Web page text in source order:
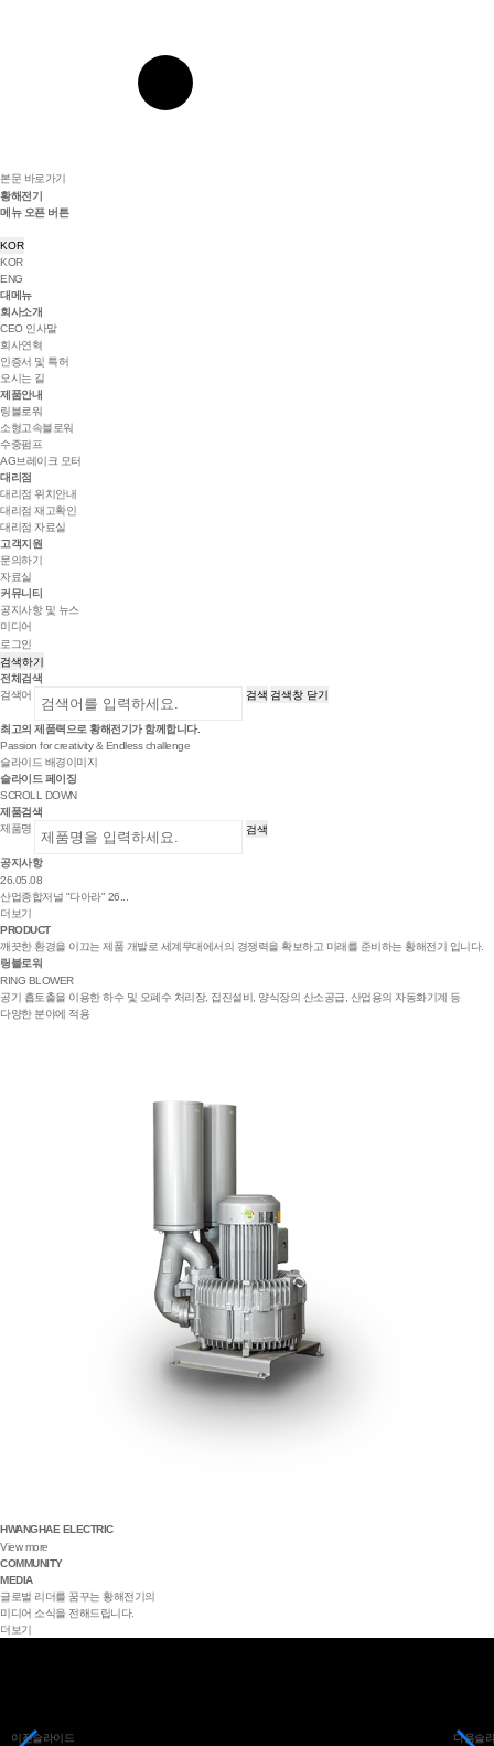
본문 바로가기
황해전기
메뉴 오픈 버튼
KOR
KOR
ENG
대메뉴
회사소개
CEO 인사말
회사연혁
인증서 및 특허
오시는 길
제품안내
링블로워
소형고속블로워
수중펌프
AG브레이크 모터
대리점
대리점 위치안내
대리점 재고확인
대리점 자료실
고객지원
문의하기
자료실
커뮤니티
공지사항 및 뉴스
미디어
로그인
검색하기
전체검색
검색어
검색 검색창 닫기
최고의 제품력으로 황해전기 가 함께합니다.
Passion for creativity & Endless challenge
슬라이드 배경이미지
다음슬
이전슬라이드
슬라이드 페이징
SCROLL DOWN
제품검색
제품명
검색
공지사항
26.05.08
산업종합저널 "다아라" 26...
더보기
PRODUCT
깨끗한 환경을 이끄는 제품 개발로 세계무대에서의 경쟁력을 확보하고 미래를 준비하는 황해전기 입니다.
링블로워
RING BLOWER
공기 흡토출을 이용한 하수 및 오폐수 처리장, 집진설비, 양식장의 산소공급, 산업용의 자동화기계 등
다양한 분야에 적용
HWANGHAE ELECTRIC
View more
COMMUNITY
MEDIA
글로벌 리더를 꿈꾸는 황해전기의
미디어 소식을 전해드립니다.
더보기